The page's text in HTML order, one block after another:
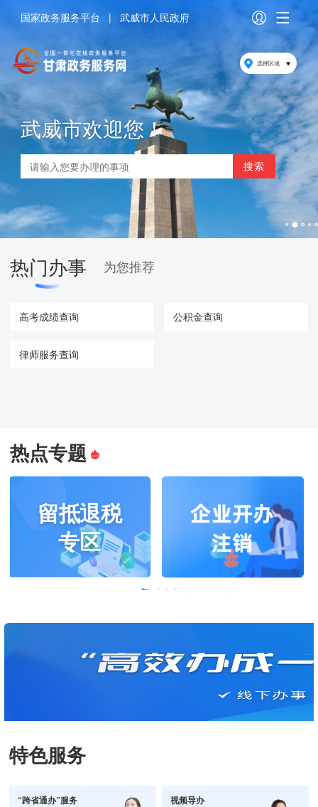
国家政务服务平台 | 武威市人民政府
选择区域
武威市欢迎您！
热门办事 为您推荐
高考成绩查询 公积金查询
律师服务查询
热点专题
特色服务
“跨省通办”服务 视频导办